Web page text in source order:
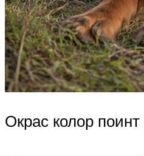
Окрас колор поинт